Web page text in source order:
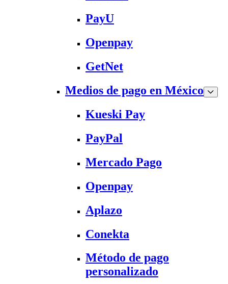
PayU
Openpay
GetNet
Medios de pago en México
Kueski Pay
PayPal
Mercado Pago
Openpay
Aplazo
Conekta
Método de pago
personalizado